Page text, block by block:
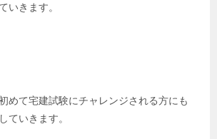
いきます。
めて宅建試験にチャレンジされる方にも
ていきます。